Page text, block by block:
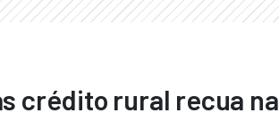
crédito rural recua na